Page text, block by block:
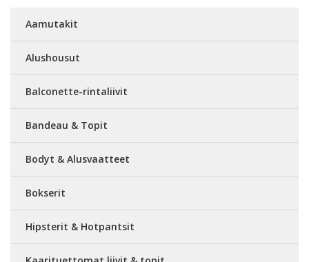
Aamutakit
Alushousut
Balconette-rintaliivit
Bandeau & Topit
Bodyt & Alusvaatteet
Bokserit
Hipsterit & Hotpantsit